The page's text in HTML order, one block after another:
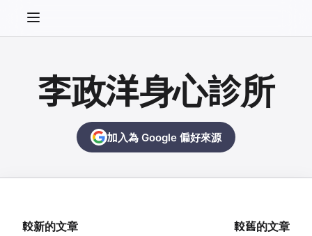
李政洋身心診所
加入為 Google 偏好來源
較新的文章 較舊的文章